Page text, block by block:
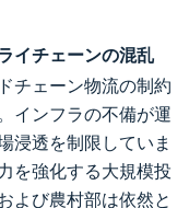
イチェーンの混乱
チェーン物流の制約
インフラの不備が運
浸透を制限していま
を強化する大規模投
よび農村部は依然と